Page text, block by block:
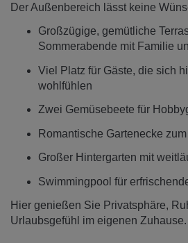
Der Außenbereich lässt keine
Großzügige, gemütliche
Sommerabende mit Familie
Viel Platz für Gäste, die sich
wohlfühlen
Zwei Gemüsebeete für
Romantische Gartenecke
Großer Hintergarten mit
Swimmingpool für
Hier genießen Sie Privatsphäre,
Urlaubsgefühl im eigenen Zuhause.